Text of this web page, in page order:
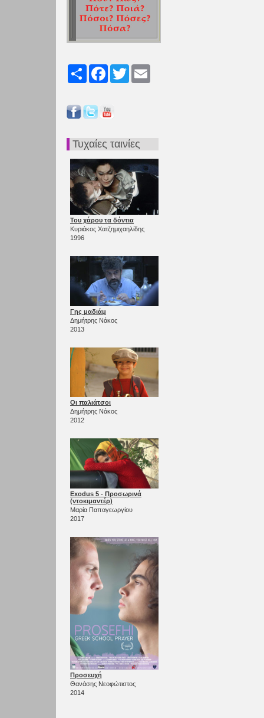
Share FacebookTwitter
Τυχαίες ταινίες
Του χάρου τα δόντια
Κυριάκος Χατζημιχαηλίδης
1996
Γης μαδιάμ
Δημήτρης Νάκος
2013
Οι παλιάτσοι
Δημήτρης Νάκος
2012
Exodus 5 - Προσωρινά
(ντοκιμαντέρ)
Μαρία Παπαγεωργίου
2017
Προσευχή
Θανάσης Νεοφώτιστος
2014